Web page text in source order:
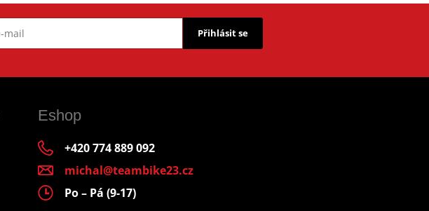
Přihlásit se
Eshop
+420 774 889 092
michal@teambike23.cz
Po – Pá (9-17)